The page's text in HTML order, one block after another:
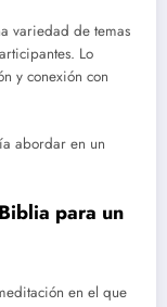
variedad de temas
Lo
y conexión con
abordar en un
para un
en el que